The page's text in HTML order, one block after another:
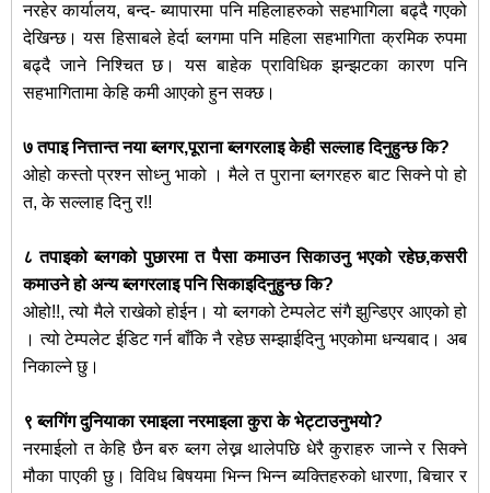
नरहेर कार्यालय, बन्द- ब्यापारमा पनि महिलाहरुको सहभागिला बढ्दै गएको
देखिन्छ। यस हिसाबले हेर्दा ब्लगमा पनि महिला सहभागिता क्रमिक रुपमा
बढ्दै जाने निश्‍चित छ। यस बाहेक प्राविधिक झन्झटका कारण पनि
सहभागितामा केहि कमी आएको हुन सक्छ।
७ तपाइ नित्तान्त नया ब्लगर,पूराना ब्लगरलाइ केही सल्लाह दिनुहुन्छ कि?
ओहो कस्तो प्रश्‍न सोध्नु भाको । मैले त पुराना ब्लगरहरु बाट सिक्ने पो हो
त, के सल्लाह दिनु र!!
८ तपाइको ब्लगको पुछारमा त पैसा कमाउन सिकाउनु भएको रहेछ,कसरी
कमाउने हो अन्य ब्लगरलाइ पनि सिकाइदिनुहुन्छ कि?
ओहो!!, त्यो मैले राखेको होईन। यो ब्लगको टेम्पलेट संगै झुन्डिएर आएको हो
। त्यो टेम्पलेट ईडिट गर्न बाँकि नै रहेछ सम्झाईदिनु भएकोमा धन्यबाद। अब
निकाल्ने छु।
९ ब्लगिंग दुनियाका रमाइला नरमाइला कुरा के भेट्टाउनुभयो?
नरमाईलो त केहि छैन बरु ब्लग लेख्न थालेपछि धेरै कुराहरु जान्ने र सिक्ने
मौका पाएकी छु। विविध बिषयमा भिन्न भिन्न ब्यक्तिहरुको धारणा, बिचार र